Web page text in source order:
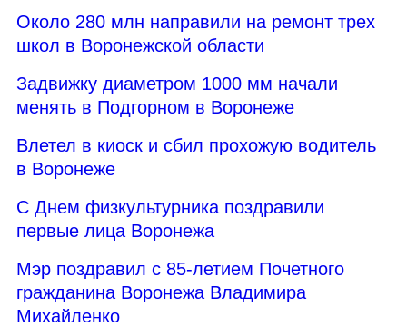
Около 280 млн направили на ремонт трех
школ в Воронежской области
Задвижку диаметром 1000 мм начали
менять в Подгорном в Воронеже
Влетел в киоск и сбил прохожую водитель
в Воронеже
С Днем физкультурника поздравили
первые лица Воронежа
Мэр поздравил с 85-летием Почетного
гражданина Воронежа Владимира
Михайленко